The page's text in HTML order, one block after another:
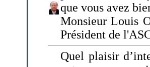
que vous avez
Monsieur Louis
Président de
Quel plaisir